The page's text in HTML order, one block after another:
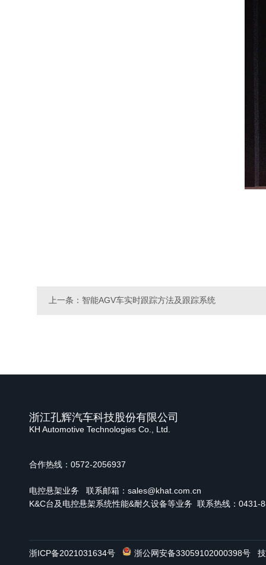
上一条：智能AGV车实时跟踪方法及跟踪系统
浙江孔辉汽车科技股份有限公司
KH Automotive Technologies Co., Ltd.
合作热线：0572-2056937
电控悬架业务
联系邮箱：sales@khat.com.cn
K&C台及电控悬架系统性能&耐久设备等业务 联系热线：0431-
浙ICP备2021031634号 浙公网安备33059102000398号